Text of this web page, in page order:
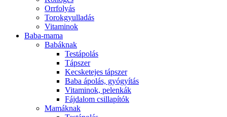
Orrfolyás
Torokgyulladás
Vitaminok
Baba-mama
Babáknak
Testápolás
Tápszer
Kecsketejes tápszer
Baba ápolás, gyógyítás
Vitaminok, pelenkák
Fájdalom csillapítók
Mamáknak